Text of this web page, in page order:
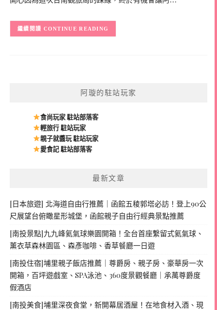
CONTINUE READING
阿璇的駐站玩家
食尚玩家 駐站部落客
輕旅行 駐站玩家
親子就醬玩 駐站玩家
愛食記 駐站部落客
最新文章
[日本旅遊] 北海道自由行推薦｜函館五稜郭塔必訪！登上90公
尺展望台俯瞰星形城堡，函館親子自由行經典景點推薦
[南投景點]九九峰氦氣球樂園開箱！全台首座繫留式氦氣球、
薰衣草森林園區、森彥咖啡、香草餐廳一日遊
[南投住宿]埔里親子飯店推薦｜尊爵房、親子房、豪華房一次
開箱，百坪遊戲室、SPA泳池、360度景觀餐廳｜承萬尊爵度
假酒店
[南投美食]埔里深夜食堂，新開幕居酒屋！在地食材入酒、現